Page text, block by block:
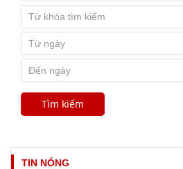
TIN NÓNG